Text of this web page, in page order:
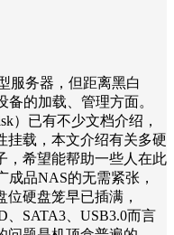
服务器，但距离黑白
的加载、管理方面。
）已有不少文档介绍，
挂载，本文介绍有关多硬
，希望能帮助一些人在此
品NAS的无需紧张，
硬盘笼早已插满，
、SATA3、USB3.0而言